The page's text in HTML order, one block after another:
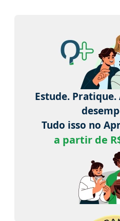
Estude.
Tudo isso no
a partir de